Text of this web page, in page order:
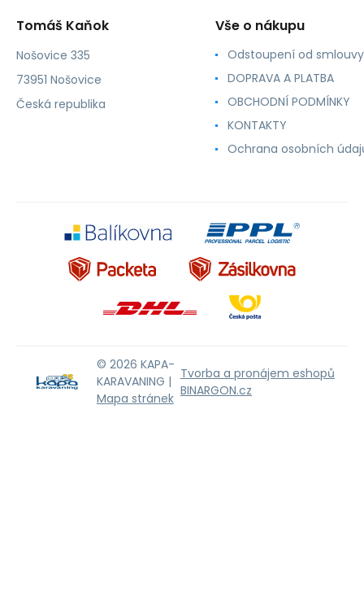
Tomáš Kaňok
Nošovice 335
73951 Nošovice
Česká republika
Vše o nákupu
Odstoupení od smlouvy
DOPRAVA A PLATBA
OBCHODNÍ PODMÍNKY
KONTAKTY
Ochrana osobních
© 2026 KAPA-
KARAVANING |
Mapa stránek
Tvorba a pronájem eshopů
BINARGON.cz